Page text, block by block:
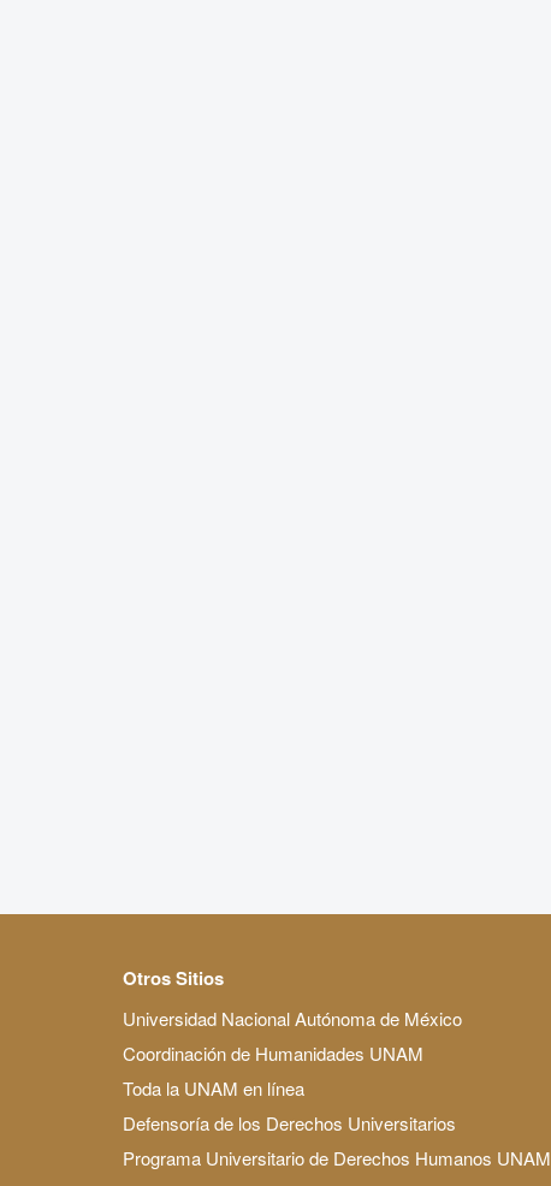
Otros Sitios
Universidad Nacional Autónoma de México
Coordinación de Humanidades UNAM
Toda la UNAM en línea
Defensoría de los Derechos Universitarios
Programa Universitario de Derechos Humanos UNAM